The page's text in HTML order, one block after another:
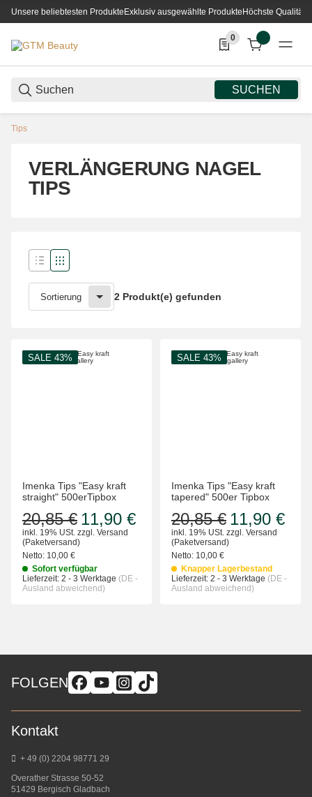
Unsere beliebtesten ProdukteExklusiv ausgewählte ProdukteHöchste Qualität
SUCHEN
0
0 Produkte in der
Tips
VERLÄNGERUNG NAGEL
TIPS
Sortierung 2 Produkt(e) gefunden
SALE 43%
Imenka Tips "Easy kraft
straight" 500erTipbox
11,90 €
20,85 €
inkl. 19% USt. zzgl. Versand
(Paketversand)
Netto: 10,00 €
Sofort verfügbar
Lieferzeit: 2 - 3 Werktage (DE -
Ausland abweichend)
SALE 43%
Imenka Tips "Easy kraft
tapered" 500er Tipbox
11,90 €
20,85 €
inkl. 19% USt. zzgl. Versand
(Paketversand)
Netto: 10,00 €
Knapper Lagerbestand
Lieferzeit: 2 - 3 Werktage (DE -
Ausland abweichend)
FOLGEN
Kontakt
+ 49 (0) 2204 98771 29
Overather Strasse 50-52
51429 Bergisch Gladbach